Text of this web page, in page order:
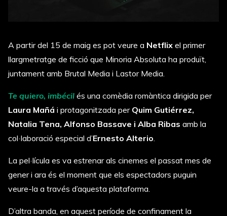
A partir del 15 de maig es pot veure a Netflix el primer
llargmetratge de ficció que Minoria Absoluta ha produït,
juntament amb Brutal Media i Lastor Media.
Te quiero, imbécil és una comèdia romàntica dirigida per
Laura Mañá i protagonitzada perQuim Gutiérrez,
Natalia Tena, Alfonso Bassave i Alba Ribas amb la
col·laboració especial d’Ernesto Alterio
La pel·lícula es va estrenar als cinemes el passat mes de
gener i ara és el moment que els espectadors puguin
veure-la a través d’aquesta plataforma.
D’altra banda, en aquest període de confinament la